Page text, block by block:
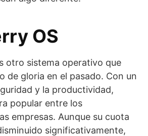
OS
otro sistema operativo que
de gloria en el pasado. Con un
y la productividad,
popular entre los
empresas. Aunque su cuota
significativamente,